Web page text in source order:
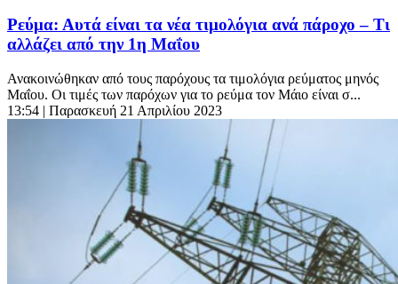
Ρεύμα: Αυτά είναι τα νέα τιμολόγια ανά πάροχο – Τι
αλλάζει από την 1η Μαΐου
Ανακοινώθηκαν από τους παρόχους τα τιμολόγια ρεύματος μηνός
Μαΐου. Οι τιμές των παρόχων για το ρεύμα τον Μάιο είναι σ...
13:54 | Παρασκευή 21 Απριλίου 2023